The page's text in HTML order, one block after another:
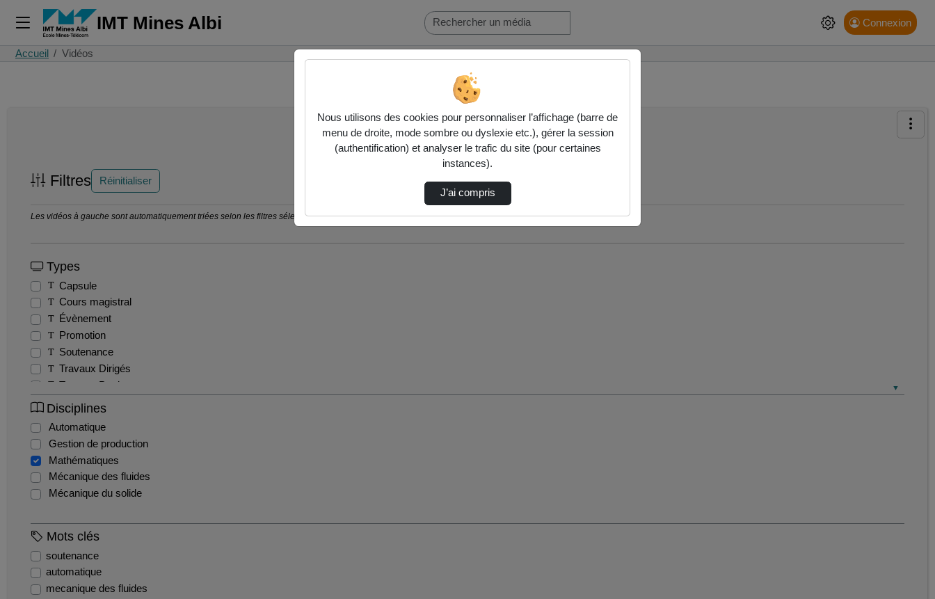
IMT Mines Albi Connexion
Accueil Vidéos
Filtres Réinitialiser
Les vidéos à gauche sont automatiquement triées selon les filtres sélectionnés ci-dessous. Consultez les options pour ajuster les résultats.
Types
Capsule
Cours magistral
Évènement
Promotion
Soutenance
Travaux Dirigés
Travaux Pratiques
Tutoriel
Disciplines
Automatique
Gestion de production
Mathématiques
Mécanique des fluides
Mécanique du solide
Mots clés
soutenance
automatique
mecanique des fluides
Nous utilisons des cookies pour personnaliser l’affichage (barre de
menu de droite, mode sombre ou dyslexie etc.), gérer la session
(authentification) et analyser le trafic du site (pour certaines
instances).
J’ai compris